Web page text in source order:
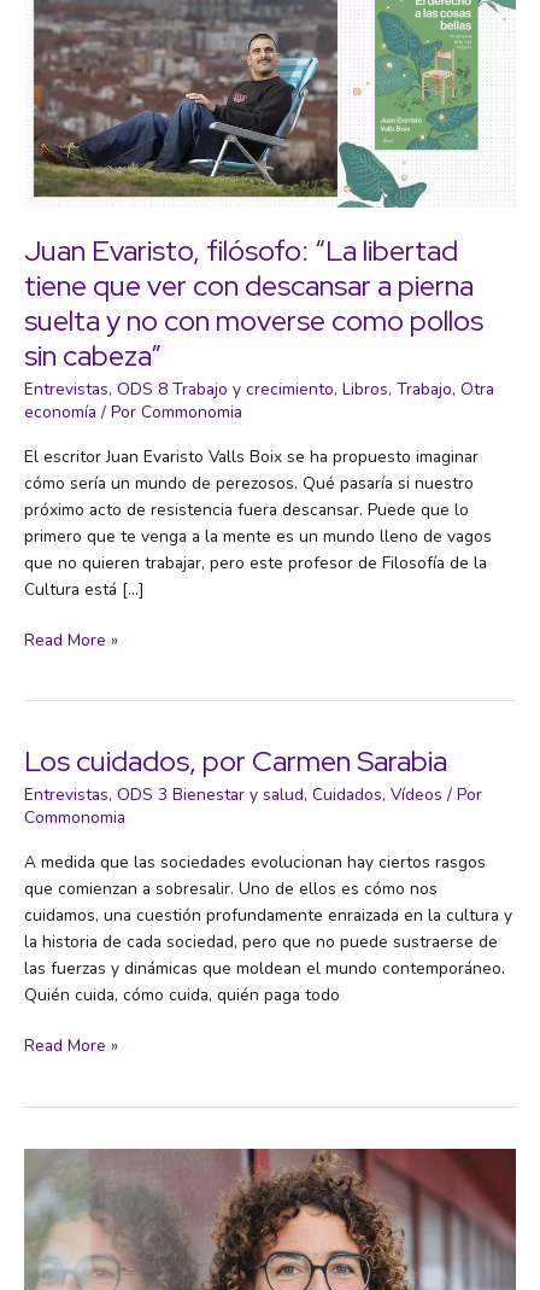
Juan Evaristo, filósofo: “La libertad
tiene que ver con descansar a pierna
suelta y no con moverse como pollos
sin cabeza”
Entrevistas, ODS 8 Trabajo y crecimiento, Libros, Trabajo, Otra
economía / Por Commonomia
El escritor Juan Evaristo Valls Boix se ha propuesto imaginar
cómo sería un mundo de perezosos. Qué pasaría si nuestro
próximo acto de resistencia fuera descansar. Puede que lo
primero que te venga a la mente es un mundo lleno de vagos
que no quieren trabajar, pero este profesor de Filosofía de la
Cultura está […]
Juan
tiene
que
ver
con
descansar
pierna
suelta
y
no
con
sin
Read More »
Los cuidados, por Carmen Sarabia
Entrevistas, ODS 3 Bienestar y salud, Cuidados, Vídeos / Por
Commonomia
A medida que las sociedades evolucionan hay ciertos rasgos
que comienzan a sobresalir. Uno de ellos es cómo nos
cuidamos, una cuestión profundamente enraizada en la cultura y
la historia de cada sociedad, pero que no puede sustraerse de
las fuerzas y dinámicas que moldean el mundo contemporáneo.
Quién cuida, cómo cuida, quién paga todo
Los
Sarabia
Read More »